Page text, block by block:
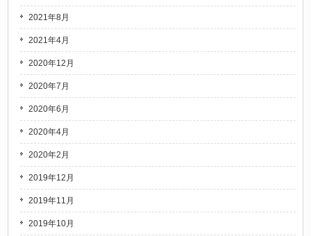
2021年8月
2021年4月
2020年12月
2020年7月
2020年6月
2020年4月
2020年2月
2019年12月
2019年11月
2019年10月